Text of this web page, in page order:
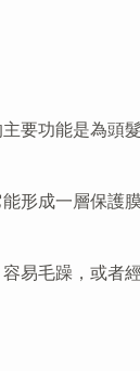
要功能是為頭
形成一層保護
易毛躁，或者